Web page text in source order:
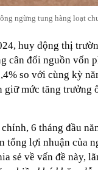
ngừng tung hàng loạt
huy động thị
cân đối nguồn vốn
so với cùng kỳ
mức tăng trưởng
6 tháng đầu
tổng lợi nhuận của
sẻ về vấn đề này,